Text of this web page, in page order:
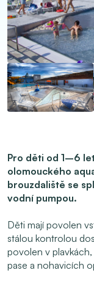
Pro děti od 1–6
olomouckého
brouzdaliště se
vodní pumpou.
Děti mají povolen
stálou kontrolou
povolen v
pase a nohavicích